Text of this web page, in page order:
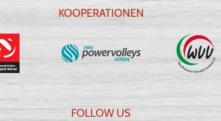
KOOPERATIONEN
FOLLOW US